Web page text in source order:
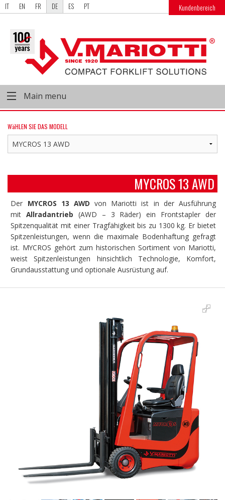
IT EN FR DE ES PT Kundenbereich
Main menu
WäHLEN SIE DAS MODELL
MYCROS 13 AWD
Der MYCROS 13 AWD von Mariotti ist in der Ausführung
mitAllradantrieb (AWD – 3 Räder) ein Frontstapler der
Spitzenqualität mit einer Tragfähigkeit bis zu 1300 kg. Er bietet
Spitzenleistungen, wenn die maximale Bodenhaftung gefragt
ist. MYCROS gehört zum historischen Sortiment von Mariotti,
weist Spitzenleistungen hinsichtlich Technologie, Komfort,
Grundausstattung und optionale Ausrüstung auf.